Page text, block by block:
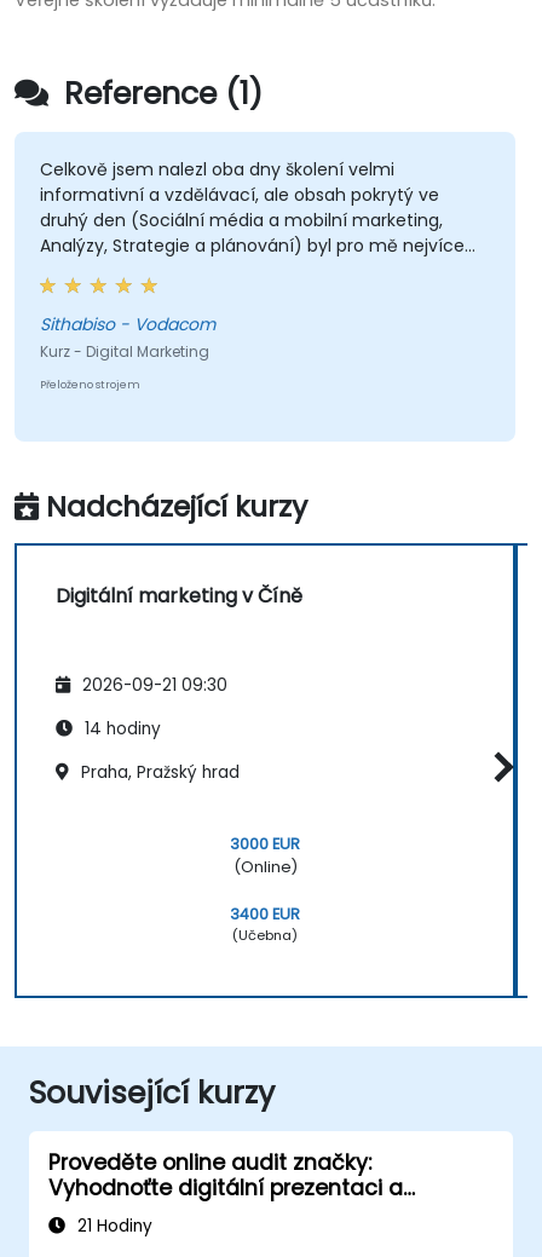
Reference (1)
Celkově jsem nalezl oba dny školení velmi
informativní a vzdělávací, ale obsah pokrytý ve
druhý den (Sociální média a mobilní marketing,
Analýzy, Strategie a plánování) byl pro mě nejvíce
cenný, protože se přímo týká mé současné pracovní
pozice.
Sithabiso - Vodacom
Kurz - Digital Marketing
Přeloženo strojem
Nadcházející kurzy
Digitální marketing v Číně
2026-09-21 09:30
14 hodiny
Praha, Pražský hrad
3000 EUR
(Online)
3400 EUR
(Učebna)
Související kurzy
Proveděte online audit značky:
Vyhodnoťte digitální prezentaci a
pozicování své značky za účelem
vytvoření efektivních strategií
21 Hodiny